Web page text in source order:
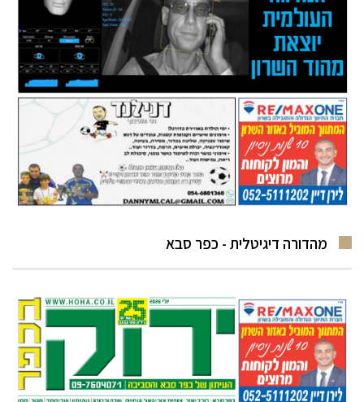
מהדורה דיגיטלית - כפר סבא